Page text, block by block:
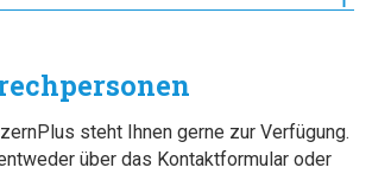
steht Ihnen gerne zur Verfügung.
über das Kontaktformular oder